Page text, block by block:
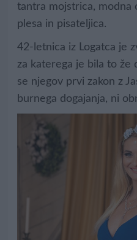
tantra mojstrica, modna
plesa in pisateljica.
42-letnica iz Logatca je
za katerega je bila to že
se njegov prvi zakon z
burnega dogajanja, ni